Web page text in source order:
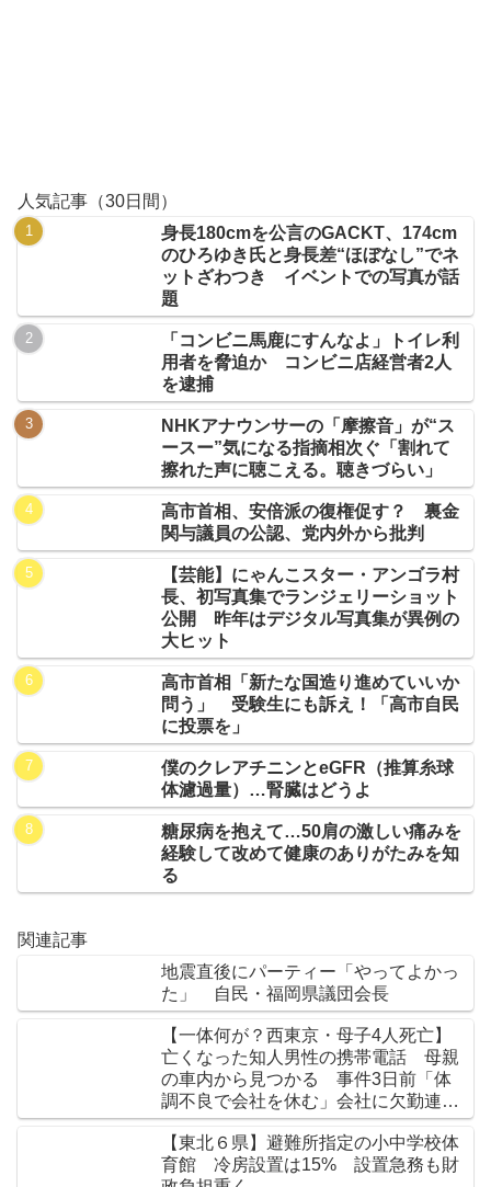
人気記事（30日間）
身長180cmを公言のGACKT、174cm
のひろゆき氏と身長差“ほぼなし”でネ
ットざわつき イベントでの写真が話
題
「コンビニ馬鹿にすんなよ」トイレ利
用者を脅迫か コンビニ店経営者2人
を逮捕
NHKアナウンサーの「摩擦音」が“ス
ースー”気になる指摘相次ぐ「割れて
擦れた声に聴こえる。聴きづらい」
高市首相、安倍派の復権促す？ 裏金
関与議員の公認、党内外から批判
【芸能】にゃんこスター・アンゴラ村
長、初写真集でランジェリーショット
公開 昨年はデジタル写真集が異例の
大ヒット
高市首相「新たな国造り進めていいか
問う」 受験生にも訴え！「高市自民
に投票を」
僕のクレアチニンとeGFR（推算糸球
体濾過量）…腎臓はどうよ
糖尿病を抱えて…50肩の激しい痛みを
経験して改めて健康のありがたみを知
る
関連記事
地震直後にパーティー「やってよかっ
た」 自民・福岡県議団会長
【一体何が？西東京・母子4人死亡】
亡くなった知人男性の携帯電話 母親
の車内から見つかる 事件3日前「体
調不良で会社を休む」会社に欠勤連絡
★3
【東北６県】避難所指定の小中学校体
育館 冷房設置は15% 設置急務も財